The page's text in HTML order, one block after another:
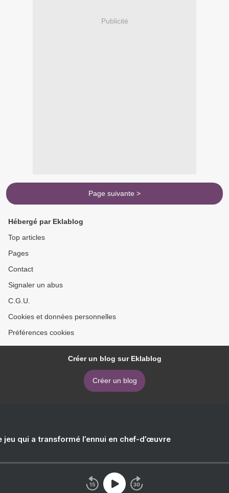
Publicité
Page suivante >
Hébergé par Eklablog
Top articles
Pages
Contact
Signaler un abus
C.G.U.
Cookies et données personnelles
Préférences cookies
Créer un blog sur Eklablog
Créer un blog
jeu qui a transformé l’ennui en chef-d’œuvre